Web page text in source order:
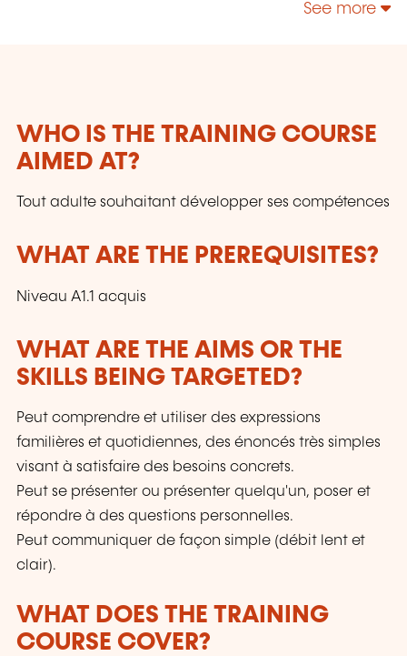
See more
WHO IS THE TRAINING COURSE
AIMED AT?
Tout adulte souhaitant développer ses compétences
WHAT ARE THE PREREQUISITES?
Niveau A1.1 acquis
WHAT ARE THE AIMS OR THE
SKILLS BEING TARGETED?
Peut comprendre et utiliser des expressions
familières et quotidiennes, des énoncés très simples
visant à satisfaire des besoins concrets.
Peut se présenter ou présenter quelqu'un, poser et
répondre à des questions personnelles.
Peut communiquer de façon simple (débit lent et
clair).
WHAT DOES THE TRAINING
COURSE COVER?